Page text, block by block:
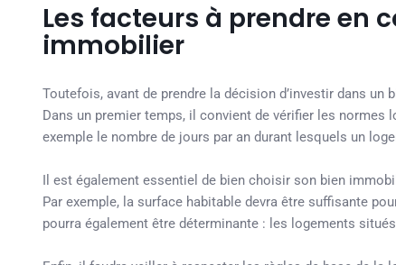
Les facteurs à prendre en
immobilier
Toutefois, avant de prendre la décision d’investir dans
Dans un premier temps, il convient de vérifier les
exemple le nombre de jours par an durant lesquels un
Il est également essentiel de bien choisir son bien
Par exemple, la surface habitable devra être suffisante
pourra également être déterminante : les logements